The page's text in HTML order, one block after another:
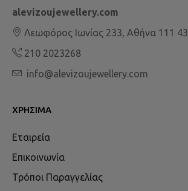
alevizoujewellery.com
Λεωφόρος Ιωνίας 233, Αθήνα 111 43
210 2023268
info@alevizoujewellery.com
ΧΡΉΣΙΜΑ
Εταιρεία
Επικοινωνία
Τρόποι Παραγγελίας